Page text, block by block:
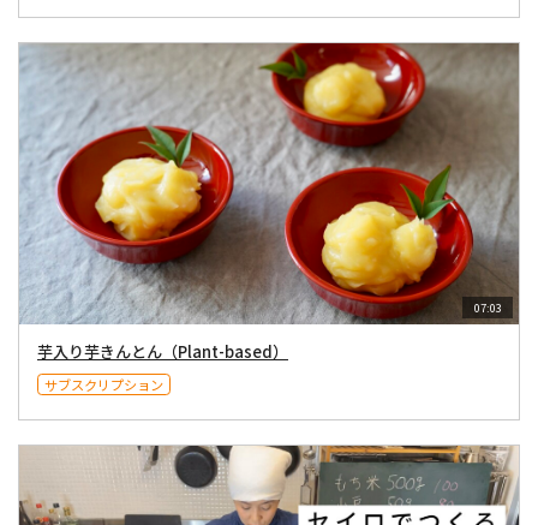
07:03
芋入り芋きんとん（Plant-based）
サブスクリプション